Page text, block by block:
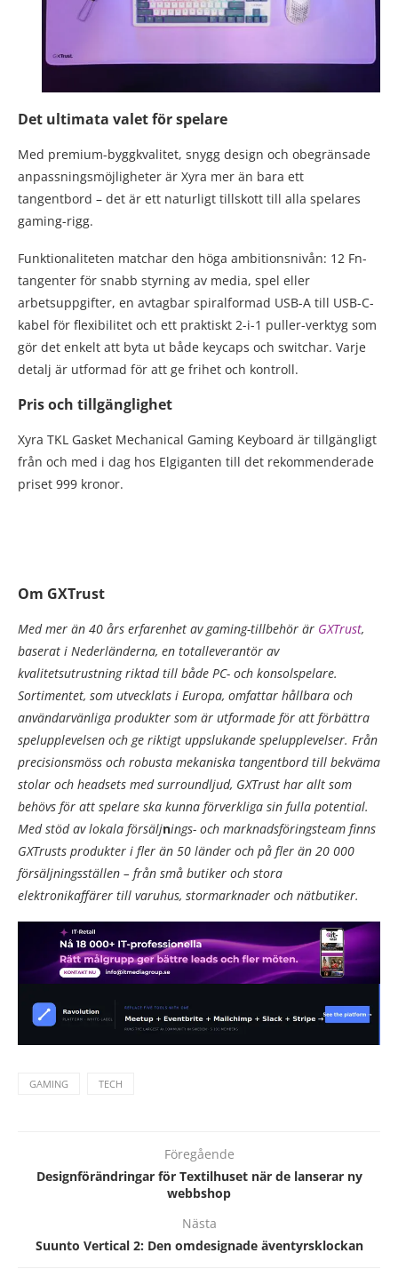
Det ultimata valet för spelare
Med premium-byggkvalitet, snygg design och obegränsade
anpassningsmöjligheter är Xyra mer än bara ett
tangentbord – det är ett naturligt tillskott till alla spelares
gaming-rigg.
Funktionaliteten matchar den höga ambitionsnivån: 12 Fn-
tangenter för snabb styrning av media, spel eller
arbetsuppgifter, en avtagbar spiralformad USB-A till USB-C-
kabel för flexibilitet och ett praktiskt 2-i-1 puller-verktyg som
gör det enkelt att byta ut både keycaps och switchar. Varje
detalj är utformad för att ge frihet och kontroll.
Pris och tillgänglighet
Xyra TKL Gasket Mechanical Gaming Keyboard är tillgängligt
från och med i dag hos Elgiganten till det rekommenderade
priset 999 kronor.
Om GXTrust
Med mer än 40 års erfarenhet av gaming-tillbehör är GXTrust,
baserat i Nederländerna, en totalleverantör av
kvalitetsutrustning riktad till både PC- och konsolspelare.
Sortimentet, som utvecklats i Europa, omfattar hållbara och
användarvänliga produkter som är utformade för att förbättra
spelupplevelsen och ge riktigt uppslukande spelupplevelser. Från
precisionsmöss och robusta mekaniska tangentbord till bekväma
stolar och headsets med surroundljud, GXTrust har allt som
behövs för att spelare ska kunna förverkliga sin fulla potential.
Med stöd av lokala försäljnings- och marknadsföringsteam finns
GXTrusts produkter i fler än 50 länder och på fler än 20 000
försäljningsställen – från små butiker och stora
elektronikaffärer till varuhus, stormarknader och nätbutiker.
GAMING TECH
Föregående
Designförändringar för Textilhuset när de lanserar ny
webbshop
Nästa
Suunto Vertical 2: Den omdesignade äventyrsklockan